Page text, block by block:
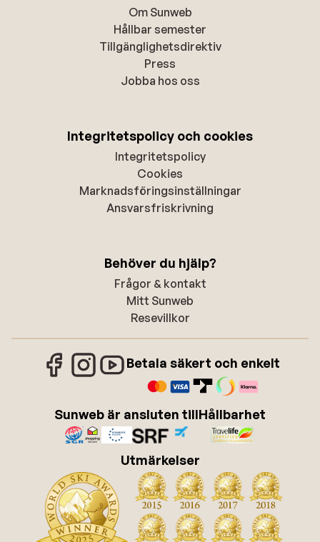
Om Sunweb
Hållbar semester
Tillgänglighetsdirektiv
Press
Jobba hos oss
Integritetspolicy och cookies
Integritetspolicy
Cookies
Marknadsföringsinställningar
Ansvarsfriskrivning
Behöver du hjälp?
Frågor & kontakt
Mitt Sunweb
Resevillkor
Betala säkert och enkelt
Sunweb är ansluten tillHållbarhet
Utmärkelser